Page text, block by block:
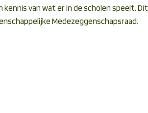
van wat er in de scholen speelt. Dit
Medezeggenschapsraad.